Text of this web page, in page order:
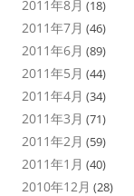
2011年8月 (18)
2011年7月 (46)
2011年6月 (89)
2011年5月 (44)
2011年4月 (34)
2011年3月 (71)
2011年2月 (59)
2011年1月 (40)
2010年12月 (28)